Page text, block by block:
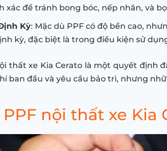
xác để tránh bong bóc, nếp nhăn, và
Kỳ: Mặc dù PPF có độ bền cao,
kỳ, đặc biệt là trong điều kiện sử
thất xe Kia Cerato là một quyết định
ban đầu và yêu cầu bảo trì, nhưng
PPF nội thất xe